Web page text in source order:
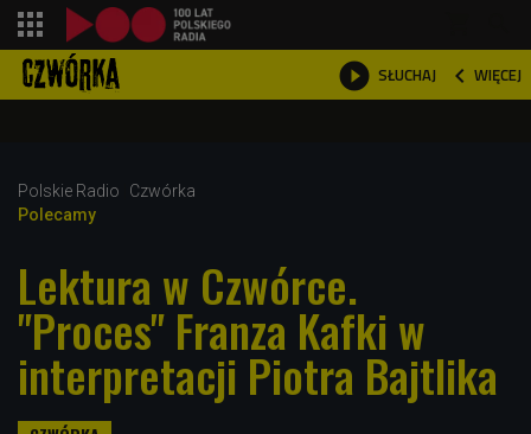
 SŁUCHAJ  WIĘCEJ

Polskie Radio
Czwórka
Polecamy
Lektura w Czwórce.
"Proces" Franza Kafki w
interpretacji Piotra Bajtlika